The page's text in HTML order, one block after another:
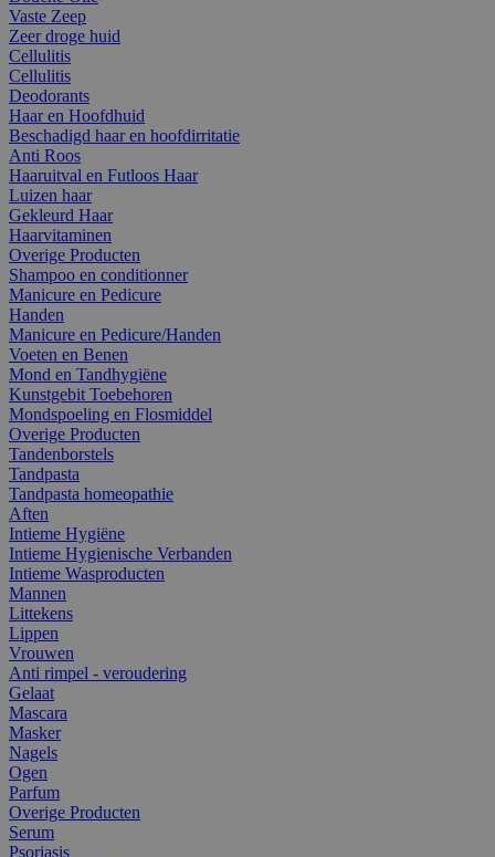
Vaste Zeep
Zeer droge huid
Cellulitis
Cellulitis
Deodorants
Haar en Hoofdhuid
Beschadigd haar en hoofdirritatie
Anti Roos
Haaruitval en Futloos Haar
Luizen haar
Gekleurd Haar
Haarvitaminen
Overige Producten
Shampoo en conditionner
Manicure en Pedicure
Handen
Manicure en Pedicure/Handen
Voeten en Benen
Mond en Tandhygiëne
Kunstgebit Toebehoren
Mondspoeling en Flosmiddel
Overige Producten
Tandenborstels
Tandpasta
Tandpasta homeopathie
Aften
Intieme Hygiëne
Intieme Hygienische Verbanden
Intieme Wasproducten
Mannen
Littekens
Lippen
Vrouwen
Anti rimpel - veroudering
Gelaat
Mascara
Masker
Nagels
Ogen
Parfum
Overige Producten
Serum
Psoriasis